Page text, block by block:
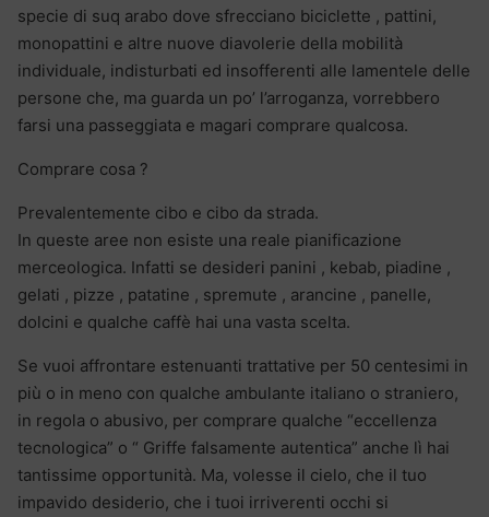
specie di suq arabo dove sfrecciano biciclette , pattini,
monopattini e altre nuove diavolerie della mobilità
individuale, indisturbati ed insofferenti alle lamentele delle
persone che, ma guarda un po’ l’arroganza, vorrebbero
farsi una passeggiata e magari comprare qualcosa.
Comprare cosa ?
Prevalentemente cibo e cibo da strada.
In queste aree non esiste una reale pianificazione
merceologica. Infatti se desideri panini , kebab, piadine ,
gelati , pizze , patatine , spremute , arancine , panelle,
dolcini e qualche caffè hai una vasta scelta.
Se vuoi affrontare estenuanti trattative per 50 centesimi in
più o in meno con qualche ambulante italiano o straniero,
in regola o abusivo, per comprare qualche “eccellenza
tecnologica” o “ Griffe falsamente autentica” anche lì hai
tantissime opportunità. Ma, volesse il cielo, che il tuo
impavido desiderio, che i tuoi irriverenti occhi si